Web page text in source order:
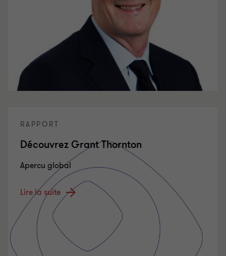
RAPPORT
Découvrez Grant Thornton
Apercu global
Lire la suite